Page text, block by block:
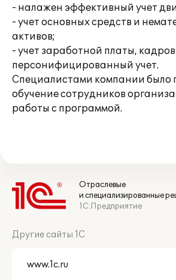
- налажен эффективный учет
- учет основных средств и
активов;
- учет заработной платы,
персонифицированный учет.
Специалистами компании было
обучение сотрудников
работы с программой.
Отраслевые
и специализированные
1С:Предприятие
Другие сайты 1С